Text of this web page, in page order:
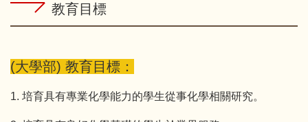
教育目標
(大學部) 教育目標：
1. 培育具有專業化學能力的學生從事化學相關研究。